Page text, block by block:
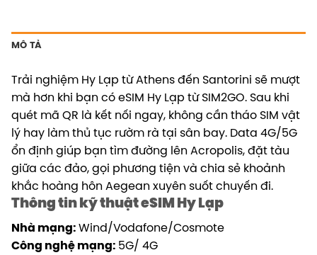
MÔ TẢ
Trải nghiệm Hy Lạp từ Athens đến Santorini sẽ mượt
mà hơn khi bạn có eSIM Hy Lạp từ SIM2GO. Sau khi
quét mã QR là kết nối ngay, không cần tháo SIM vật
lý hay làm thủ tục rườm rà tại sân bay. Data 4G/5G
ổn định giúp bạn tìm đường lên Acropolis, đặt tàu
giữa các đảo, gọi phương tiện và chia sẻ khoảnh
khắc hoàng hôn Aegean xuyên suốt chuyến đi.
Thông tin kỹ thuật eSIM Hy Lạp
Nhà mạng: Wind/Vodafone/Cosmote
Công nghệ mạng: 5G/ 4G